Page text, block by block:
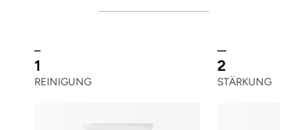
1
REINIGUNG
2
STÄRKUNG